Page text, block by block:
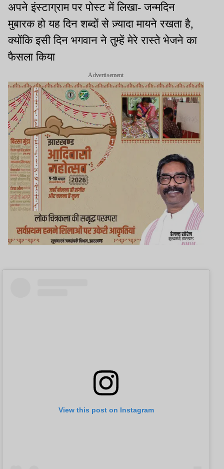
अपने इंस्टाग्राम पर पोस्ट में लिखा- जन्मदिन
मुबारक हो यह दिन शब्दों से ज़्यादा मायने रखता है,
क्योंकि इसी दिन भगवान ने तुम्हें मेरे रास्ते भेजने का
फैसला किया
Advertisement
View this post on Instagram